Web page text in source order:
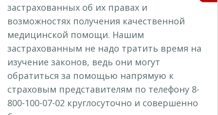
застрахованных об их правах и
возможностях получения качественной
медицинской помощи. Нашим
застрахованным не надо тратить время на
изучение законов, ведь они могут
обратиться за помощью напрямую к
страховым представителям по телефону 8-
800-100-07-02 круглосуточно и совершенно